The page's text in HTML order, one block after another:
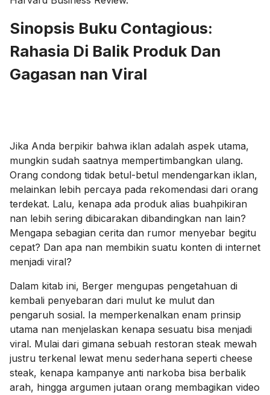
Sinopsis Buku Contagious:
Rahasia Di Balik Produk Dan
Gagasan nan Viral
Jika Anda berpikir bahwa iklan adalah aspek utama,
mungkin sudah saatnya mempertimbangkan ulang.
Orang condong tidak betul-betul mendengarkan iklan,
melainkan lebih percaya pada rekomendasi dari orang
terdekat. Lalu, kenapa ada produk alias buahpikiran
nan lebih sering dibicarakan dibandingkan nan lain?
Mengapa sebagian cerita dan rumor menyebar begitu
cepat? Dan apa nan membikin suatu konten di internet
menjadi viral?
Dalam kitab ini, Berger mengupas pengetahuan di
kembali penyebaran dari mulut ke mulut dan
pengaruh sosial. Ia memperkenalkan enam prinsip
utama nan menjelaskan kenapa sesuatu bisa menjadi
viral. Mulai dari gimana sebuah restoran steak mewah
justru terkenal lewat menu sederhana seperti cheese
steak, kenapa kampanye anti narkoba bisa berbalik
arah, hingga argumen jutaan orang membagikan video